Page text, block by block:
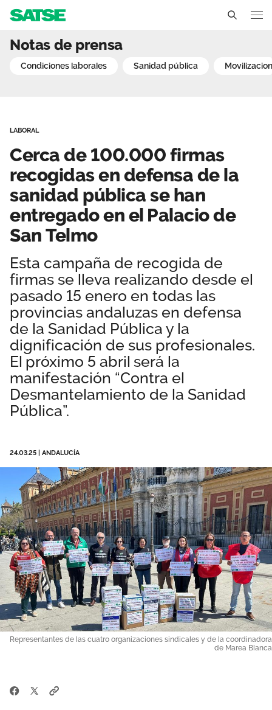
Delegados Sindicales
Estructura organizativa
Transparencia
Secciones sindicales
Servicios
Ventajas
Actualidad
Temas
Noticias
Sala de prensa
Empleo
Documentos
Publicaciones
Vídeos
Andalucía
Contáctanos
Área privada
Únete
Cerca de 100.000
Notas de prensa
condiciones laborales sanidad pública
LABORAL
Cerca de 100.000 firmas
recogidas en defensa de la
sanidad pública se han
entregado en el Palacio de
San Telmo
Esta campaña de recogida de
firmas se lleva realizando desde el
pasado 15 enero en todas las
provincias andaluzas en defensa
de la Sanidad Pública y la
dignificación de sus profesionales.
El próximo 5 abril será la
manifestación “Contra el
Desmantelamiento de la Sanidad
Pública”.
24.03.25 ANDALUCÍA
Representantes de las cuatro organizaciones sindicales y de la coordinadora
de Marea Blanca